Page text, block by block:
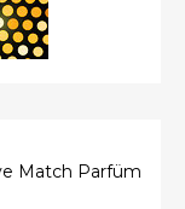
Match Parfüm